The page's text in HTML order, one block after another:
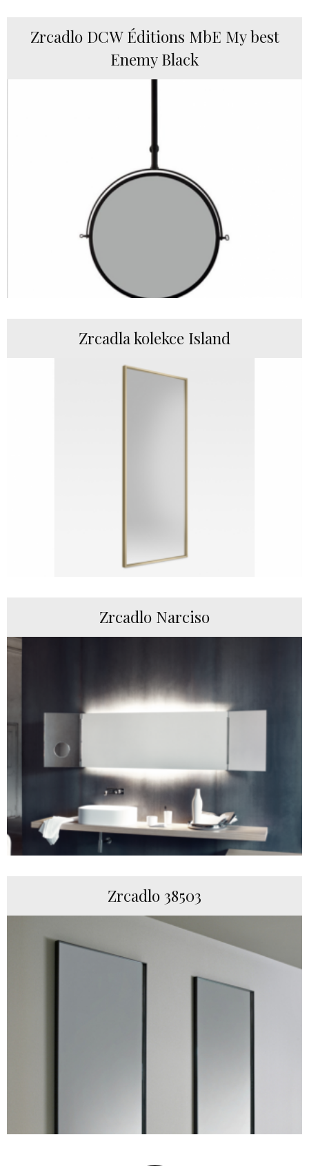
Zrcadlo DCW Éditions MbE My best
Enemy Black
Zrcadla kolekce Island
Zrcadlo Narciso
Zrcadlo 38503